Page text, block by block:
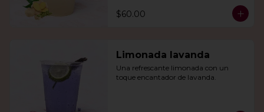
$60.00
Limonada lavanda
Una refrescante limonada con un
toque encantador de lavanda.